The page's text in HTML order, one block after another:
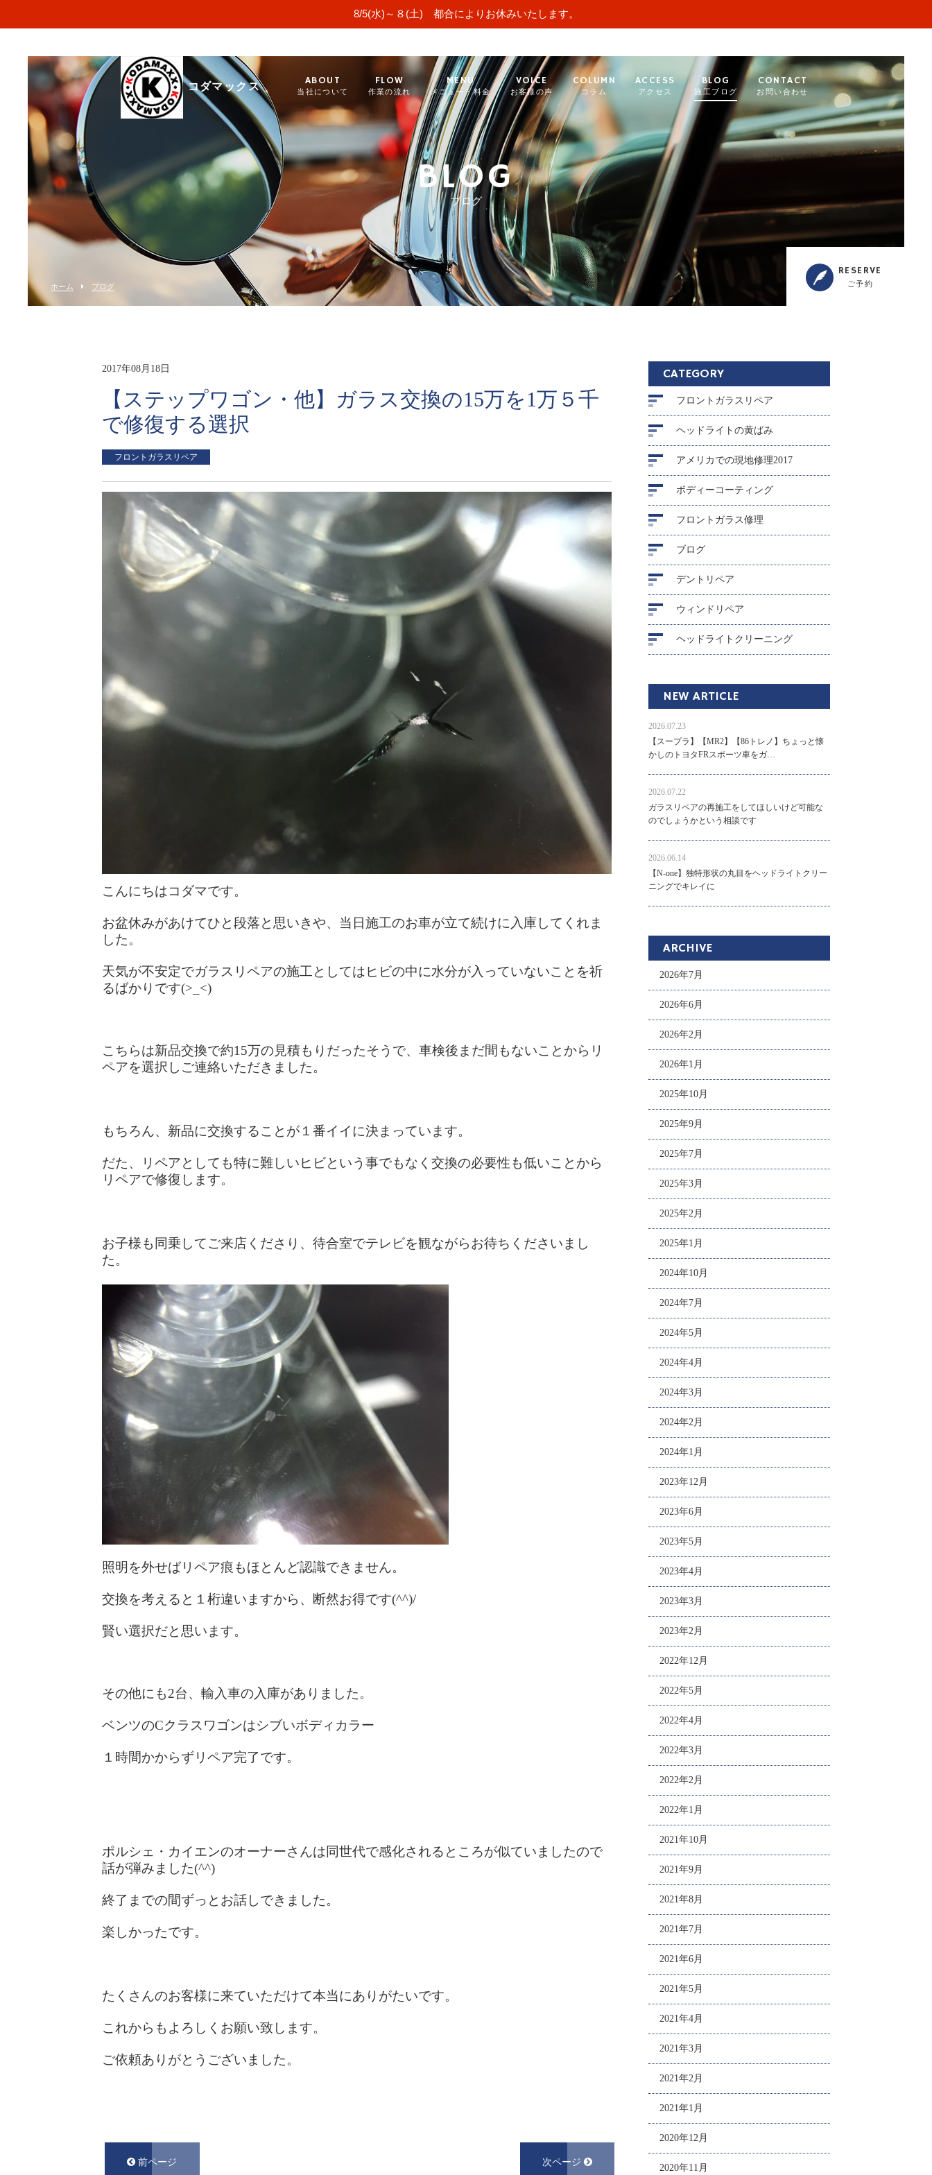
8/5(水)～８(土) 都合によりお休みいたします。
コダマックス
ABOUT
当社について
FLOW
作業の流れ
MENU
メニュー・料金
VOICE
お客様の声
COLUMN
コラム
ACCESS
アクセス
BLOG
施工ブログ
CONTACT
お問い合わせ
BLOG
ブログ
ホーム ブログ
RESERVE
ご予約
2017年08月18日
【ステップワゴン・他】ガラス交換の15万を1万５千
で修復する選択
フロントガラスリペア
こんにちはコダマです。
お盆休みがあけてひと段落と思いきや、当日施工のお車が立て続けに入庫してくれま
した。
天気が不安定でガラスリペアの施工としてはヒビの中に水分が入っていないことを祈
るばかりです(>_<)
こちらは新品交換で約15万の見積もりだったそうで、車検後まだ間もないことからリ
ペアを選択しご連絡いただきました。
もちろん、新品に交換することが１番イイに決まっています。
だた、リペアとしても特に難しいヒビという事でもなく交換の必要性も低いことから
リペアで修復します。
お子様も同乗してご来店くださり、待合室でテレビを観ながらお待ちくださいまし
た。
照明を外せばリペア痕もほとんど認識できません。
交換を考えると１桁違いますから、断然お得です(^^)/
賢い選択だと思います。
その他にも2台、輸入車の入庫がありました。
ベンツのCクラスワゴンはシブいボディカラー
１時間かからずリペア完了です。
ポルシェ・カイエンのオーナーさんは同世代で感化されるところが似ていましたので
話が弾みました(^^)
終了までの間ずっとお話しできました。
楽しかったです。
たくさんのお客様に来ていただけて本当にありがたいです。
これからもよろしくお願い致します。
ご依頼ありがとうございました。
前ページ 次ページ
CATEGORY
フロントガラスリペア
ヘッドライトの黄ばみ
アメリカでの現地修理2017
ボディーコーティング
フロントガラス修理
ブログ
デントリペア
ウィンドリペア
ヘッドライトクリーニング
NEW ARTICLE
2026.07.23
【スープラ】【MR2】【86トレノ】ちょっと懐
かしのトヨタFRスポーツ車をガ…
2026.07.22
ガラスリペアの再施工をしてほしいけど可能な
のでしょうかという相談です
2026.06.14
【N-one】独特形状の丸目をヘッドライトクリー
ニングでキレイに
ARCHIVE
2026年7月
2026年6月
2026年2月
2026年1月
2025年10月
2025年9月
2025年7月
2025年3月
2025年2月
2025年1月
2024年10月
2024年7月
2024年5月
2024年4月
2024年3月
2024年2月
2024年1月
2023年12月
2023年6月
2023年5月
2023年4月
2023年3月
2023年2月
2022年12月
2022年5月
2022年4月
2022年3月
2022年2月
2022年1月
2021年10月
2021年9月
2021年8月
2021年7月
2021年6月
2021年5月
2021年4月
2021年3月
2021年2月
2021年1月
2020年12月
2020年11月